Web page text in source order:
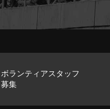
ボランティアスタッフ
募集